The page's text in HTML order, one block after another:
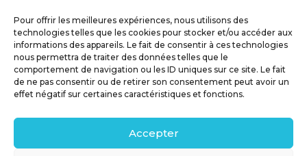
Pour offrir les meilleures expériences, nous utilisons des
technologies telles que les cookies pour stocker et/ou accéder aux
informations des appareils. Le fait de consentir à ces technologies
nous permettra de traiter des données telles que le
comportement de navigation ou les ID uniques sur ce site. Le fait
de ne pas consentir ou de retirer son consentement peut avoir un
effet négatif sur certaines caractéristiques et fonctions.
Accepter
du débosselage vous accueille sans rendez-...
MDCS GROUPE
Mentions légales
Confidentialité & RGPD
Contact
Politique de cookies (UE)